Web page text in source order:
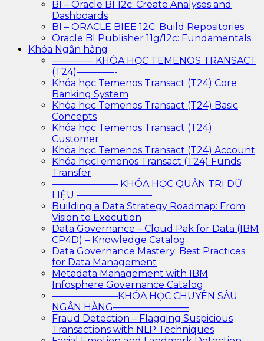
BI – Oracle BI 12c: Create Analyses and
Dashboards
BI – ORACLE BIEE 12C: Build Repositories
Oracle BI Publisher 11g/12c: Fundamentals
Khóa Ngân hàng
————- KHÓA HỌC TEMENOS TRANSACT
(T24)————-
Khóa học Temenos Transact (T24) Core
Banking System
Khóa học Temenos Transact (T24) Basic
Concepts
Khóa học Temenos Transact (T24)
Customer
Khóa học Temenos Transact (T24) Account
Khóa họcTemenos Transact (T24) Funds
Transfer
——————— KHÓA HỌC QUẢN TRỊ DỮ
LIỆU ————————
Building a Data Strategy Roadmap: From
Vision to Execution
Data Governance – Cloud Pak for Data (IBM
CP4D) – Knowledge Catalog
Data Governance Mastery: Best Practices
for Data Management
Metadata Management with IBM
Infosphere Governance Catalog
———————KHÓA HỌC CHUYÊN SÂU
NGÂN HÀNG————————
Fraud Detection – Flagging Suspicious
Transactions with NLP Techniques